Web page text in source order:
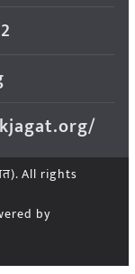
. All rights
by